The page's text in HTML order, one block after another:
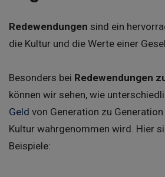
Redewendungen sind ein
die Kultur und die Werte einer
Besonders bei Redewendungen
können wir sehen, wie
Geld von Generation zu
Kultur wahrgenommen wird. Hier
Beispiele: